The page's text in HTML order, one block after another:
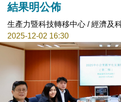
結果明公佈
生產力暨科技轉移中心 / 經濟及
2025-12-02 16:30